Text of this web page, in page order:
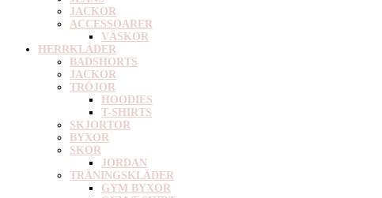
JACKOR
ACCESSOARER
VÄSKOR
HERRKLÄDER
BADSHORTS
JACKOR
TRÖJOR
HOODIES
T-SHIRTS
SKJORTOR
BYXOR
SKOR
JORDAN
TRÄNINGSKLÄDER
GYM BYXOR